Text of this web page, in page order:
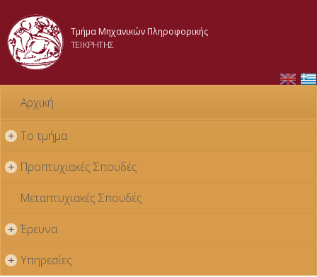
content
Τμήμα Μηχανικών Πληροφορικής
ΤΕΙ ΚΡΗΤΗΣ
Αρχική
+ Το τμήμα
+ Προπτυχιακές Σπουδές
Μεταπτυχιακές Σπουδές
+ Έρευνα
+ Υπηρεσίες